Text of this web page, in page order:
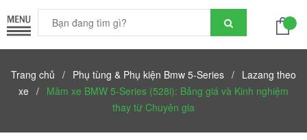
Trang chủ / Phụ tùng & Phụ kiện Bmw 5-Series / Lazang theo
xe / Mâm xe BMW 5-Series (528i): Bảng giá và Kinh nghiệm
thay từ Chuyên gia